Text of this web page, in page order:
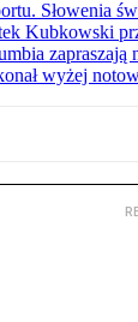
Słowenia
Kubkowski
wyżej